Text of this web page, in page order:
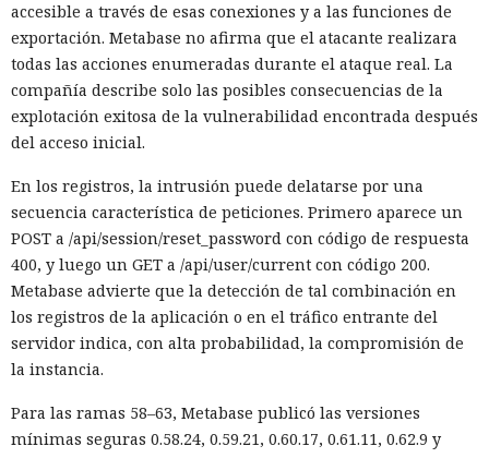
accesible a través de esas conexiones y a las funciones de
exportación. Metabase no afirma que el atacante realizara
todas las acciones enumeradas durante el ataque real. La
compañía describe solo las posibles consecuencias de la
explotación exitosa de la vulnerabilidad encontrada después
del acceso inicial.
En los registros, la intrusión puede delatarse por una
secuencia característica de peticiones. Primero aparece un
POST a /api/session/reset_password con código de respuesta
400, y luego un GET a /api/user/current con código 200.
Metabase advierte que la detección de tal combinación en
los registros de la aplicación o en el tráfico entrante del
servidor indica, con alta probabilidad, la compromisión de
la instancia.
Para las ramas 58–63, Metabase publicó las versiones
mínimas seguras 0.58.24, 0.59.21, 0.60.17, 0.61.11, 0.62.9 y